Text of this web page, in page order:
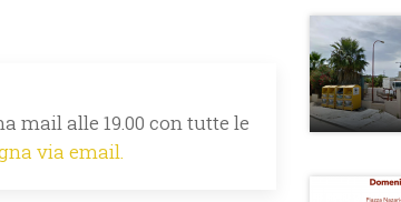
mail alle 19.00 con tutte le
via email.